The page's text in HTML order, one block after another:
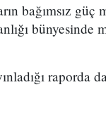
bağımsız güç
bünyesinde
raporda